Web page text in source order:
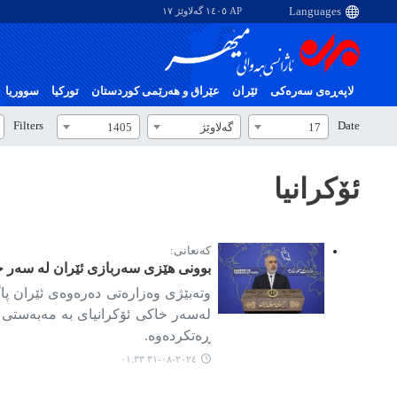
AP ١٤٠٥ گەلاوێژ ١٧
لاپەڕەی سەرەکی ئێران عێراق و هەرێمی کوردستان تورکیا سووریا
Date
17 گەلاوێژ 1405
Filters
ئۆکرانیا
کەنعانی:
بوونی هێزی سەربازی ئێران لە سەر
وتەبێژی وەزارەتی دەرەوەی ئێران
لەسەر خاکی ئۆکرانیای بە
ڕەتکردەوە.
٢٠٢٤-٠٨-٣١ ٠١:٣٣